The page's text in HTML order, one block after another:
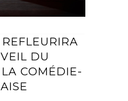
DU
COMÉDIE-